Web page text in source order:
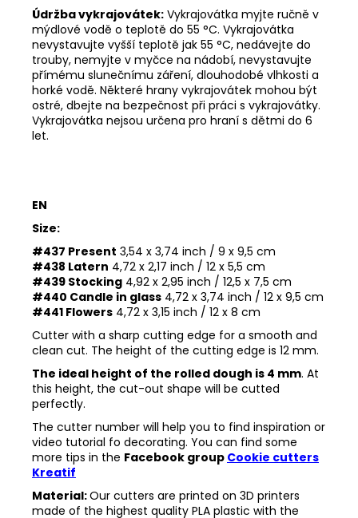
Údržba vykrajovátek: Vykrajovátka myjte ručně v
mýdlové vodě o teplotě do 55 °C. Vykrajovátka
nevystavujte vyšší teplotě jak 55 °C, nedávejte do
trouby, nemyjte v myčce na nádobí, nevystavujte
přímému slunečnímu záření, dlouhodobé vlhkosti a
horké vodě. Některé hrany vykrajovátek mohou být
ostré, dbejte na bezpečnost při práci s vykrajovátky.
Vykrajovátka nejsou určena pro hraní s dětmi do 6
let.
EN
Size:
#437 Present 3,54 x 3,74 inch / 9 x 9,5 cm
#438 Latern 4,72 x 2,17 inch / 12 x 5,5 cm
#439 Stocking 4,92 x 2,95 inch / 12,5 x 7,5 cm
#440 Candle in glass 4,72 x 3,74 inch / 12 x 9,5 cm
#441 Flowers 4,72 x 3,15 inch / 12 x 8 cm
Cutter with a sharp cutting edge for a smooth and
clean cut. The height of the cutting edge is 12 mm.
The ideal height of the rolled dough is 4 mm. At
this height, the cut-out shape will be cutted
perfectly.
The cutter number will help you to find inspiration or
video tutorial fo decorating. You can find some
more tips in the Facebook group Cookie cutters
Kreatif
Material:Our cutters are printed on 3D printers
made of the highest quality PLA plastic with the